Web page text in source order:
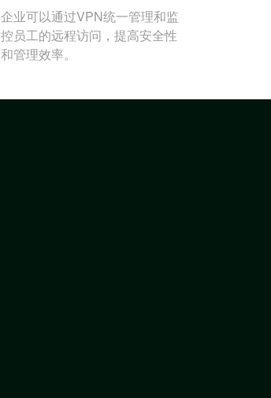
企业可以通过VPN统一管理和监
控员工的远程访问，提高安全性
和管理效率。